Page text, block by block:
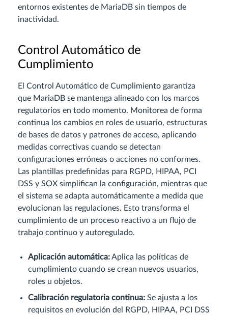
entornos existentes de MariaDB sin tiempos de
inactividad.
Control Automático de
Cumplimiento
El Control Automático de Cumplimiento garantiza
que MariaDB se mantenga alineado con los marcos
regulatorios en todo momento. Monitorea de forma
continua los cambios en roles de usuario, estructuras
de bases de datos y patrones de acceso, aplicando
medidas correctivas cuando se detectan
configuraciones erróneas o acciones no conformes.
Las plantillas predefinidas para RGPD, HIPAA, PCI
DSS y SOX simplifican la configuración, mientras que
el sistema se adapta automáticamente a medida que
evolucionan las regulaciones. Esto transforma el
cumplimiento de un proceso reactivo a un flujo de
trabajo continuo y autoregulado.
Aplicación automática:Aplica las políticas de
cumplimiento cuando se crean nuevos usuarios,
roles u objetos.
Calibración regulatoria continua: Se ajusta a los
requisitos en evolución del RGPD, HIPAA, PCI DSS